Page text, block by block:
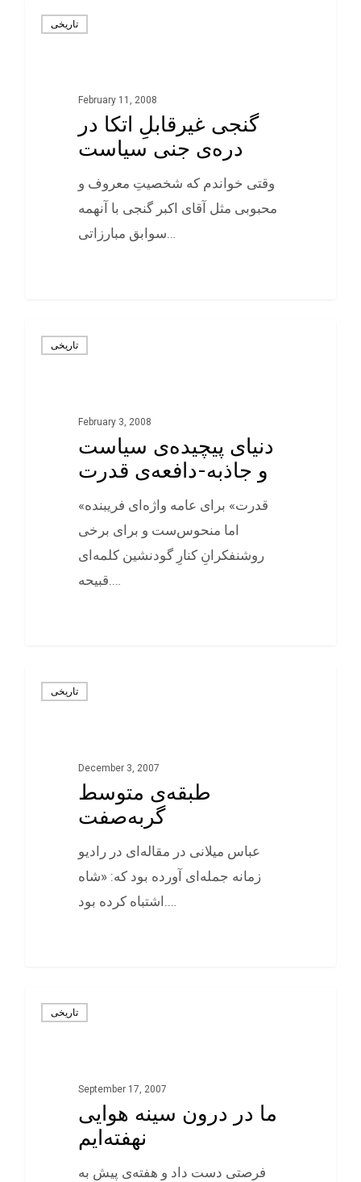
تاريخی
February 11, 2008
گنجی غیرقابلِ اتکا در
دره‌ی جنی سیاست
وقتی خواندم که شخصیتِ معروف و
محبوبی مثل آقای اکبر گنجی با آنهمه
سوابق مبارزاتی…
تاريخی
February 3, 2008
دنیای پیچیده‌ی سیاست
و جاذبه-دافعه‌ی قدرت
«قدرت» برای عامه واژه‌ای فريبنده
اما منحوس‌ست و برای برخی
روشنفکرانِ کنارِ گودنشين کلمه‌ای
قبيحه.…
تاريخی
December 3, 2007
طبقه‌ی متوسط
گربه‌صفت
عباس میلانی در مقاله‌ای در رادیو
زمانه جمله‌ای آورده بود که: «شاه
اشتباه کرده بود.…
تاريخی
September 17, 2007
ما در درون سینه هوایی
نهفته‌ایم
فرصتی دست داد و هفته‌ی پیش به